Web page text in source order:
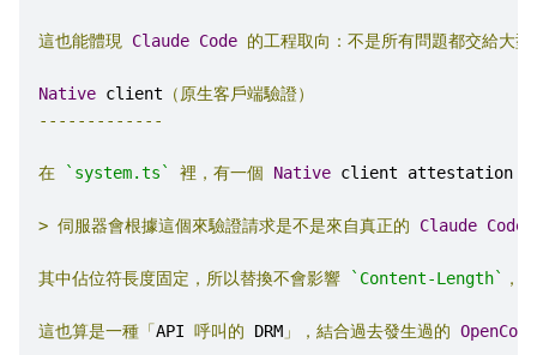
這也能體現 Claude Code 的工程取向：不是所有問題都交給大
Native client （原生客戶端驗證）
-------------
在 `system.ts` 裡，有一個 Native client attestation
> 伺服器會根據這個來驗證請求是不是來自真正的 Claude Code
其中佔位符長度固定，所以替換不會影響 `Content-Length` ，
這也算是一種「API 呼叫的 DRM 」，結合過去發生過的 OpenCode